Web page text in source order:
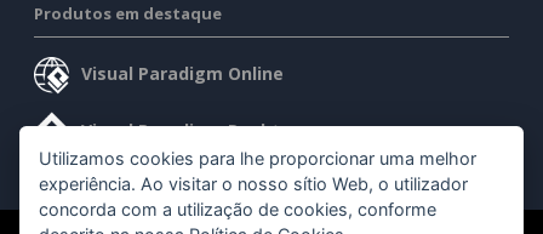
Produtos em destaque
Visual Paradigm Online
Visual Paradigm Desktop
Utilizamos cookies para lhe proporcionar uma melhor
experiência. Ao visitar o nosso sítio Web, o utilizador
concorda com a utilização de cookies, conforme